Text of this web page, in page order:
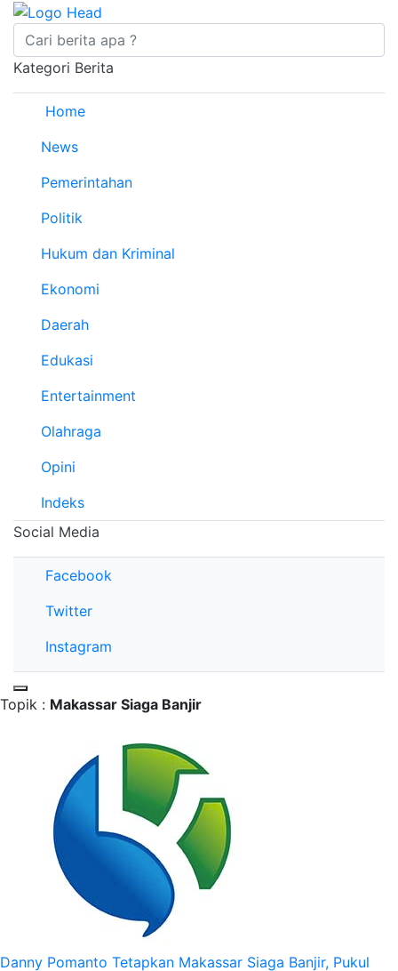
Kategori Berita
Home
News
Pemerintahan
Politik
Hukum dan Kriminal
Ekonomi
Daerah
Edukasi
Entertainment
Olahraga
Opini
Indeks
Social Media
Facebook
Twitter
Instagram
Topik : Makassar Siaga Banjir
Danny Pomanto Tetapkan Makassar Siaga Banjir, Pukul